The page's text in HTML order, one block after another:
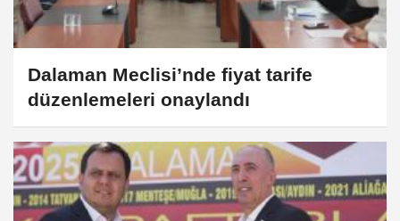
Dalaman Meclisi’nde fiyat tarife
düzenlemeleri onaylandı